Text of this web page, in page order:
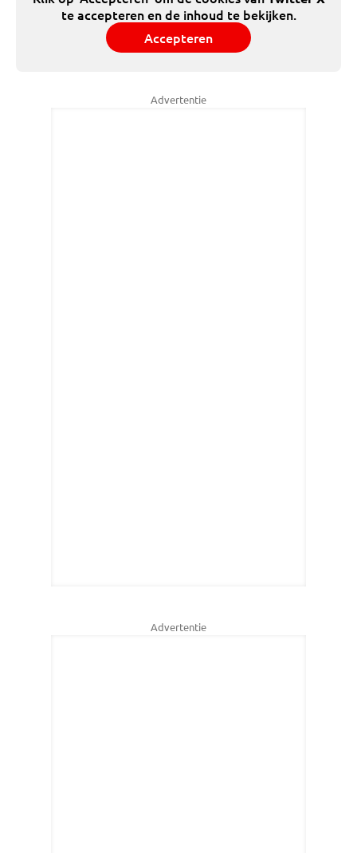
te accepteren en de inhoud te bekijken.
Accepteren
Advertentie
Advertentie